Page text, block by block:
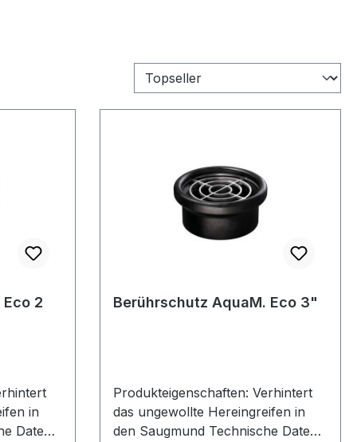
2
in
Daten:
Berührschutz AquaM. Eco 3"
Produkteigenschaften: Verhintert
das ungewollte Hereingreifen in
den Saugmund Technische Daten: